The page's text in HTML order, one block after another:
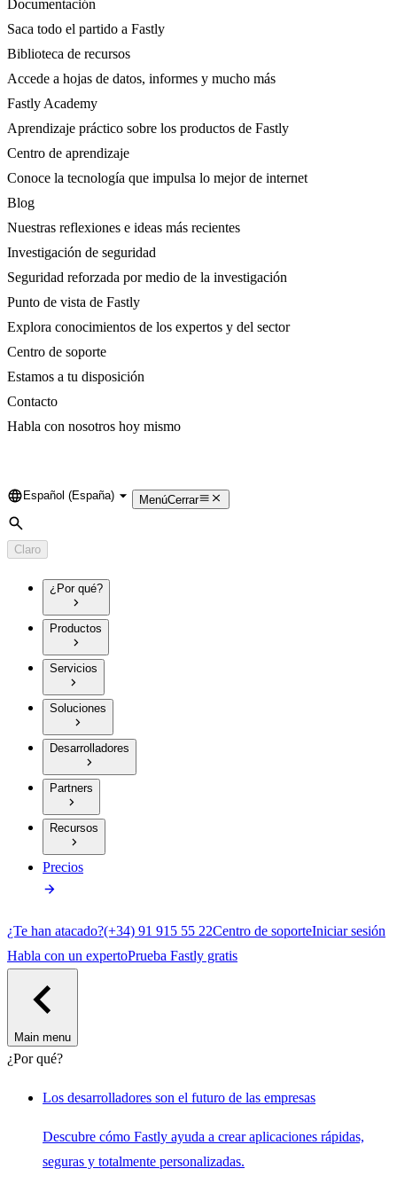
Documentación
Saca todo el partido a Fastly
Biblioteca de recursos
Accede a hojas de datos, informes y mucho más
Fastly Academy
Aprendizaje práctico sobre los productos de Fastly
Centro de aprendizaje
Conoce la tecnología que impulsa lo mejor de internet
Blog
Nuestras reflexiones e ideas más recientes
Investigación de seguridad
Seguridad reforzada por medio de la investigación
Punto de vista de Fastly
Explora conocimientos de los expertos y del sector
Centro de soporte
Estamos a tu disposición
Contacto
Habla con nosotros hoy mismo
Language
Español (España) MenúCerrar
Búsqueda
Claro
¿Por qué?
Productos
Servicios
Soluciones
Desarrolladores
Partners
Recursos
Precios
¿Te han atacado?(+34) 91 915 55 22Centro de soporteIniciar sesión
Habla con un expertoPrueba Fastly gratis
Main menu
¿Por qué?
Los desarrolladores son el futuro de las empresas
Descubre cómo Fastly ayuda a crear aplicaciones rápidas,
seguras y totalmente personalizadas.